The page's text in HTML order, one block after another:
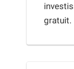
gratuit.